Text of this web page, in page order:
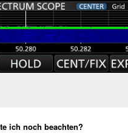
ich noch beachten?